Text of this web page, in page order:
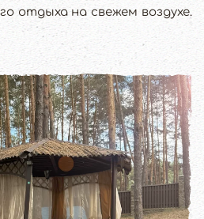
отдыха на свежем воздухе.